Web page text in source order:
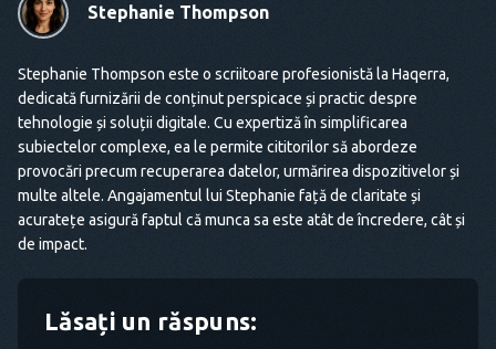
Stephanie Thompson
Stephanie Thompson este o scriitoare profesionistă la Haqerra,
dedicată furnizării de conținut perspicace și practic despre
tehnologie și soluții digitale. Cu expertiză în simplificarea
subiectelor complexe, ea le permite cititorilor să abordeze
provocări precum recuperarea datelor, urmărirea dispozitivelor și
multe altele. Angajamentul lui Stephanie față de claritate și
acuratețe asigură faptul că munca sa este atât de încredere, cât și
de impact.
Lăsați un răspuns: